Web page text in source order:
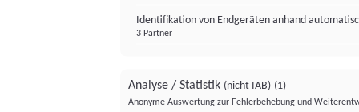
Identifikation von Endgeräten anhand
3 Partner
Analyse / Statistik (nicht IAB) (1)
Anonyme Auswertung zur Fehlerbehebung und